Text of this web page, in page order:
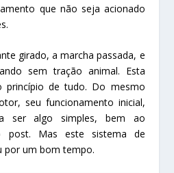
que não seja acionado
girado, a marcha passada, e
sem tração animal. Esta
princípio de tudo. Do mesmo
seu funcionamento inicial,
ser algo simples, bem ao
Mas este sistema de
por um bom tempo.